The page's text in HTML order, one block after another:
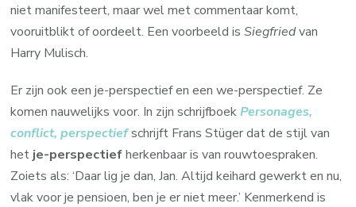
niet manifesteert, maar wel met commentaar komt,
vooruitblikt of oordeelt. Een voorbeeld isSiegfriedvan
Harry Mulisch.
Er zijn ook een je-perspectief en een we-perspectief. Ze
komen nauwelijks voor. In zijn schrijfboekPersonages,
conflict, perspectiefschrijft Frans Stüger dat de stijl van
het je-perspectiefherkenbaar is van rouwtoespraken.
Zoiets als: ‘Daar lig je dan, Jan. Altijd keihard gewerkt en nu,
vlak voor je pensioen, ben je er niet meer.’ Kenmerkend is